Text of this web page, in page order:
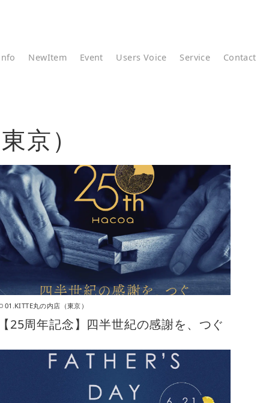
NewItem Event Users Voice Service Contact
京）
01.KITTE丸の内店（東京）
25周年記念】四半世紀の感謝を、つぐ